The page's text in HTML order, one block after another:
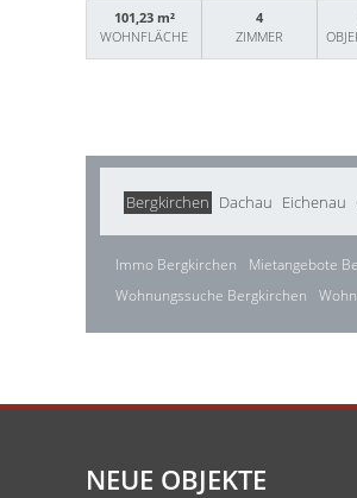
101,23 m²
WOHNFLÄCHE
4
ZIMMER
Bergkirchen Dachau Eichenau
Immo Bergkirchen Mietangebote
Wohnungssuche Bergkirchen
NEUE OBJEKTE